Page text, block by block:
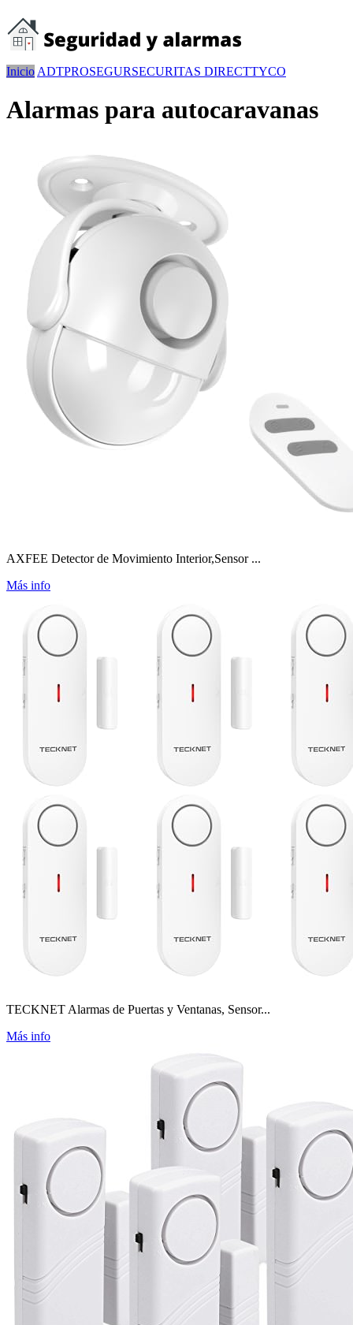
Inicio ADTPROSEGURSECURITAS DIRECTTYCO
Alarmas para autocaravanas
AXFEE Detector de Movimiento Interior,Sensor ...
Más info
TECKNET Alarmas de Puertas y Ventanas, Sensor...
Más info